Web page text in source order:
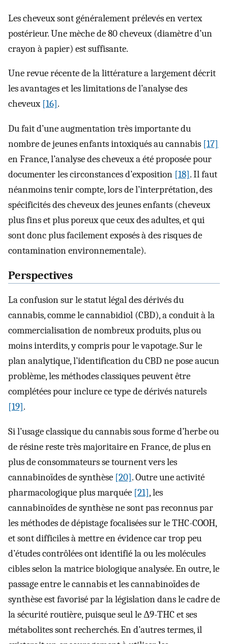
Les cheveux sont généralement prélevés en vertex
postérieur. Une mèche de 80 cheveux (diamètre d’un
crayon à papier) est suffisante.
Une revue récente de la littérature a largement décrit
les avantages et les limitations de l’analyse des
cheveux [16].
Du fait d’une augmentation très importante du
nombre de jeunes enfants intoxiqués au cannabis [17]
en France, l’analyse des cheveux a été proposée pour
documenter les circonstances d’exposition [18]. Il faut
néanmoins tenir compte, lors de l’interprétation, des
spécificités des cheveux des jeunes enfants (cheveux
plus fins et plus poreux que ceux des adultes, et qui
sont donc plus facilement exposés à des risques de
contamination environnementale).
Perspectives
La confusion sur le statut légal des dérivés du
cannabis, comme le cannabidiol (CBD), a conduit à la
commercialisation de nombreux produits, plus ou
moins interdits, y compris pour le vapotage. Sur le
plan analytique, l’identification du CBD ne pose aucun
problème, les méthodes classiques peuvent être
complétées pour inclure ce type de dérivés naturels
[19].
Si l’usage classique du cannabis sous forme d’herbe ou
de résine reste très majoritaire en France, de plus en
plus de consommateurs se tournent vers les
cannabinoïdes de synthèse [20]. Outre une activité
pharmacologique plus marquée [21], les
cannabinoïdes de synthèse ne sont pas reconnus par
les méthodes de dépistage focalisées sur le THC-COOH,
et sont difficiles à mettre en évidence car trop peu
d’études contrôlées ont identifié la ou les molécules
cibles selon la matrice biologique analysée. En outre, le
passage entre le cannabis et les cannabinoïdes de
synthèse est favorisé par la législation dans le cadre de
la sécurité routière, puisque seul le Δ9-THC et ses
métabolites sont recherchés. En d’autres termes, il